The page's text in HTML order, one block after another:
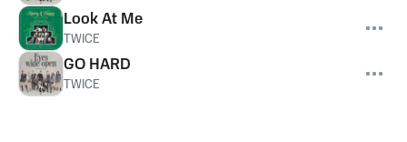
Look At Me
TWICE
GO HARD
TWICE